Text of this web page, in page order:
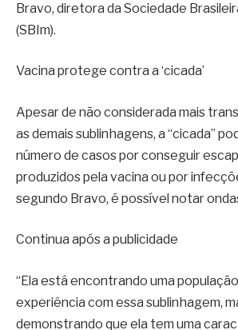
Bravo, diretora da Sociedade
(SBIm).
Vacina protege contra a ‘cicada’
Apesar de não considerada mais
as demais sublinhagens, a “cicada”
número de casos por conseguir
produzidos pela vacina ou por
segundo Bravo, é possível notar
Continua após a publicidade
“Ela está encontrando uma
experiência com essa sublinhagem,
demonstrando que ela tem uma